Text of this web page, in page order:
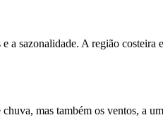
sazonalidade. A região costeira
mas também os ventos, a